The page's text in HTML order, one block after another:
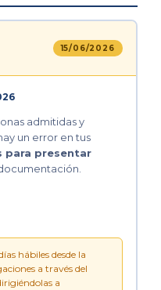
15/06/2026
admitidas y
un error en tus
para presentar
hábiles desde la
a través del
a